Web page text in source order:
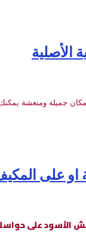
الأصلية
جميلة ومنعشة يمكنك
او على
على حواسك